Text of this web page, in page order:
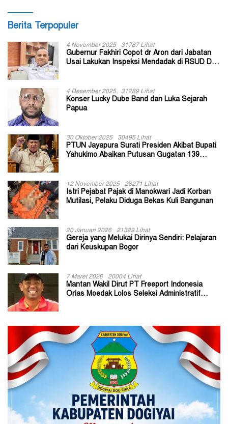
Berita Terpopuler
4 November 2025 31787 Lihat
Gubernur Fakhiri Copot dr Aron dari Jabatan
Usai Lakukan Inspeksi Mendadak di RSUD Dok
4 Desember 2025 31289 Lihat
Konser Lucky Dube Band dan Luka Sejarah
Papua
30 Oktober 2025 30495 Lihat
PTUN Jayapura Surati Presiden Akibat Bupati
Yahukimo Abaikan Putusan Gugatan 139
12 November 2025 28271 Lihat
Istri Pejabat Pajak di Manokwari Jadi Korban
Mutilasi, Pelaku Diduga Bekas Kuli Bangunan
20 Januari 2026 21329 Lihat
Gereja yang Melukai Dirinya Sendiri: Pelajaran
dari Keuskupan Bogor
7 Maret 2026 20004 Lihat
Mantan Wakil Dirut PT Freeport Indonesia
Orias Moedak Lolos Seleksi Administratif